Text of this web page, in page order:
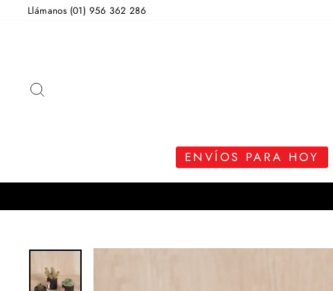
Llámanos (01) 956 362 286
ENVÍOS PARA HOY